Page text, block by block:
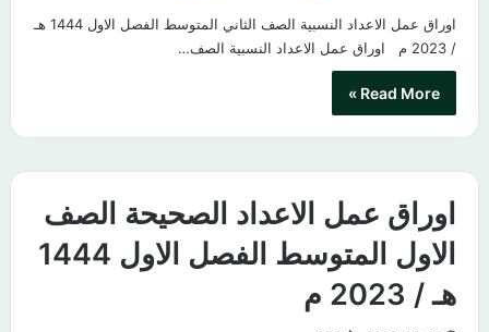
اوراق عمل الاعداد النسبية الصف الثاني المتوسط الفصل الاول 1444 هـ
/ 2023 م​ اوراق عمل الاعداد النسبية الصف…
Read More »
اوراق عمل الاعداد الصحيحة الصف
الاول المتوسط الفصل الاول 1444
هـ / 2023 م